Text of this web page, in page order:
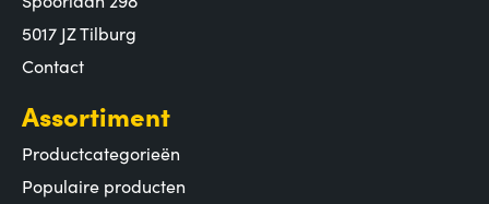
5017 JZ Tilburg
Contact
Assortiment
Productcategorieën
Populaire producten